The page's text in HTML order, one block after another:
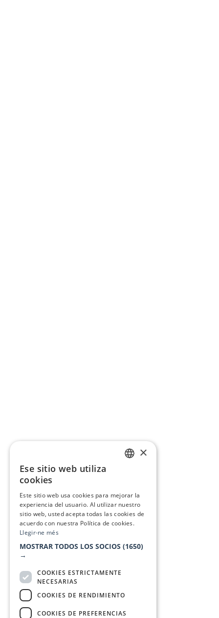
×
Ese sitio web utiliza
cookies
Este sitio web usa cookies para mejorar la
experiencia del usuario. Al utilizar nuestro
sitio web, usted acepta todas las cookies de
acuerdo con nuestra Política de cookies.
Llegir-ne més
MOSTRAR TODOS LOS SOCIOS (1650)
→
COOKIES ESTRICTAMENTE
NECESARIAS
COOKIES DE RENDIMIENTO
COOKIES DE PREFERENCIAS